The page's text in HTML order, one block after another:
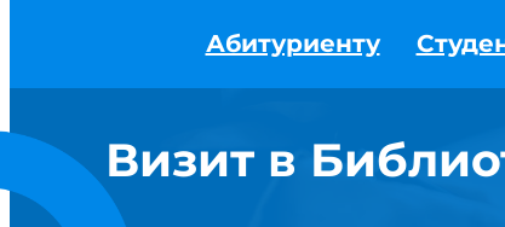
Абитуриенту
Визит в